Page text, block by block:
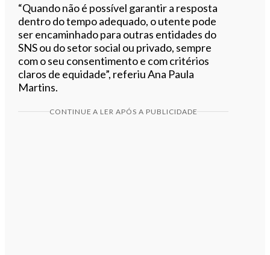
“Quando não é possível garantir a resposta
dentro do tempo adequado, o utente pode
ser encaminhado para outras entidades do
SNS ou do setor social ou privado, sempre
com o seu consentimento e com critérios
claros de equidade”, referiu Ana Paula
Martins.
CONTINUE A LER APÓS A PUBLICIDADE